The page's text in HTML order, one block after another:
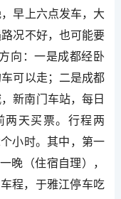
早上六点发车，大
况不好，也可能要
向：一是成都经卧
可以走；二是成都
新南门车站，每日
两天买票。行程两
小时。其中，第一
晚（住宿自理），
程，于雅江停车吃